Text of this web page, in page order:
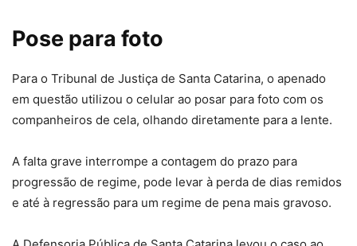
Pose para foto
Para o Tribunal de Justiça de Santa Catarina, o apenado
em questão utilizou o celular ao posar para foto com os
companheiros de cela, olhando diretamente para a lente.
A falta grave interrompe a contagem do prazo para
progressão de regime, pode levar à perda de dias remidos
e até à regressão para um regime de pena mais gravoso.